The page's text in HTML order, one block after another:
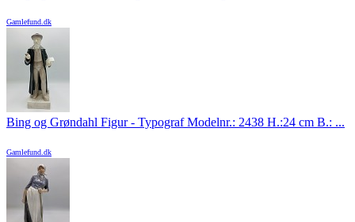
Gamlefund.dk
Bing og Grøndahl Figur - Typograf Modelnr.: 2438 H.:24 cm B.: ...
Gamlefund.dk